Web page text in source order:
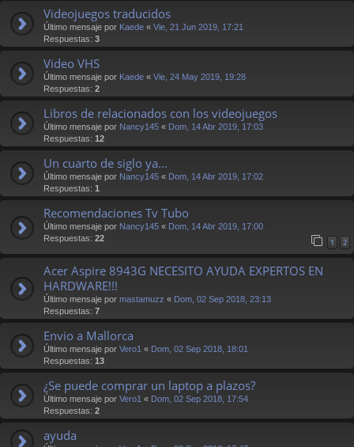
Videojuegos traducidos
Último mensaje por Kaede « Vie, 21 Jun 2019, 17:21
Respuestas: 3
Video VHS
Último mensaje por Kaede « Vie, 24 May 2019, 19:28
Respuestas: 2
Libros de relacionados con los videojuegos
Último mensaje por Nancy145 « Dom, 14 Abr 2019, 17:03
Respuestas: 12
Un cuarto de siglo ya...
Último mensaje por Nancy145 « Dom, 14 Abr 2019, 17:02
Respuestas: 1
Recomendaciones Tv Tubo
Último mensaje por Nancy145 « Dom, 14 Abr 2019, 17:00
Respuestas: 22 1 2
Acer Aspire 8943G NECESITO AYUDA EXPERTOS EN
HARDWARE!!!
Último mensaje por mastamuzz « Dom, 02 Sep 2018, 23:13
Respuestas: 7
Envio a Mallorca
Último mensaje por Vero1 « Dom, 02 Sep 2018, 18:01
Respuestas: 13
¿Se puede comprar un laptop a plazos?
Último mensaje por Vero1 « Dom, 02 Sep 2018, 17:54
Respuestas: 2
ayuda